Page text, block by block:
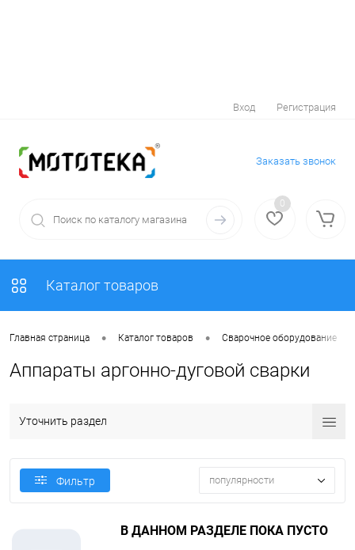
Вход Регистрация
Заказать звонок
0
Каталог товаров
Главная страница • Каталог товаров • Сварочное оборудование
Аппараты аргонно-дуговой сварки
Уточнить раздел
Фильтр популярности
В ДАННОМ РАЗДЕЛЕ ПОКА ПУСТО